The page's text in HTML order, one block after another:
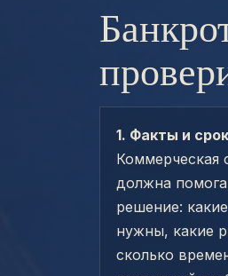
1. Факты и
Коммерческая
должна
решение:
нужны, какие
сколько